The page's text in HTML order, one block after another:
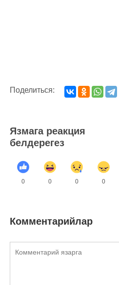
Поделиться:
Язмага реакция
белдерегез
0 0 0 0
Комментарийлар